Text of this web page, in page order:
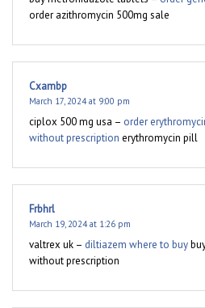
order azithromycin 500mg sale
Cxambp
March 17, 2024 at 9:00 pm
ciplox 500 mg usa – order
without prescription erythromycin pill
Frbhrl
March 19, 2024 at 1:26 pm
valtrex uk – diltiazem where to buy
without prescription